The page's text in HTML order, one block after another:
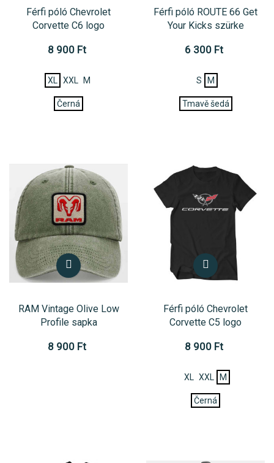
Férfi póló Chevrolet
Corvette C6 logo
8 900 Ft
XL XXL M
Černá
Férfi póló ROUTE 66 Get
Your Kicks szürke
6 300 Ft
S M
Tmavě šedá
RAM Vintage Olive Low
Profile sapka
8 900 Ft
Férfi póló Chevrolet
Corvette C5 logo
8 900 Ft
XL XXL M
Černá